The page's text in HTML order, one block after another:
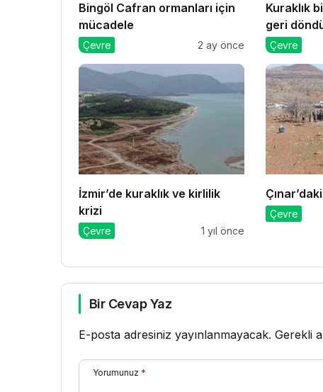
Bingöl Cafran ormanları için
mücadele
Çevre 2 ay önce
Kuraklık
geri
Çevre
İzmir’de kuraklık ve kirlilik
krizi
Çevre 1 yıl önce
Çevre
Bir Cevap Yaz
E-posta adresiniz yayınlanmayacak. Gerekli
Yorumunuz *